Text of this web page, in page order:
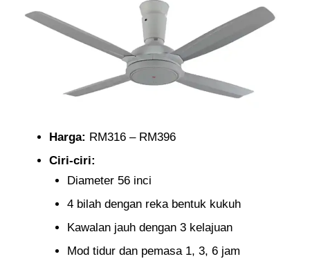
Harga: RM316 – RM396
Ciri-ciri:
Diameter 56 inci
4 bilah dengan reka bentuk kukuh
Kawalan jauh dengan 3 kelajuan
Mod tidur dan pemasa 1, 3, 6 jam